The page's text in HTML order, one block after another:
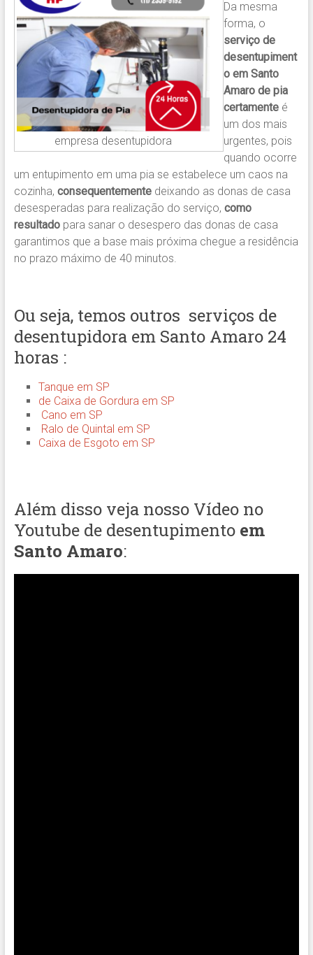
empresa desentupidora
Da mesma
forma, o
serviço de
desentupiment
o em Santo
Amaro de pia
certamenteé
um dos mais
urgentes, pois
quando ocorre
um entupimento em uma pia se estabelece um caos na
cozinha, consequentementedeixando as donas de casa
desesperadas para realização do serviço, como
resultadopara sanar o desespero das donas de casa
garantimos que a base mais próxima chegue a residência
no prazo máximo de 40 minutos.
Ou seja, temos outros serviços de
desentupidora em Santo Amaro 24
horas :
Tanque em SP
de Caixa de Gordura em SP
Cano em SP
Ralo de Quintal em SP
Caixa de Esgoto em SP
Além disso veja nosso Vídeo no
Youtube de desentupimento em
Santo Amaro: